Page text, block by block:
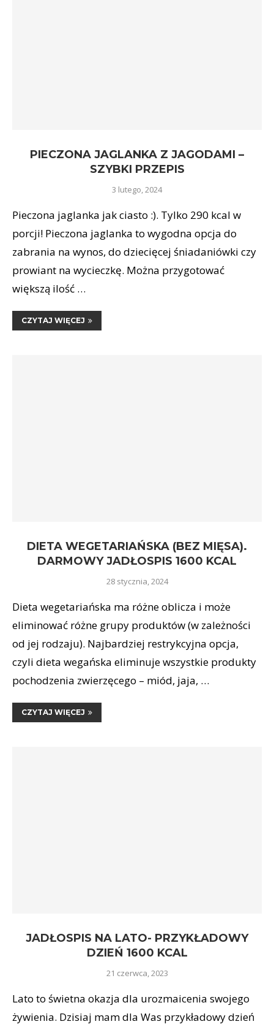
PIECZONA JAGLANKA Z JAGODAMI –
SZYBKI PRZEPIS
3 lutego, 2024
Pieczona jaglanka jak ciasto :). Tylko 290 kcal w
porcji! Pieczona jaglanka to wygodna opcja do
zabrania na wynos, do dziecięcej śniadaniówki czy
prowiant na wycieczkę. Można przygotować
większą ilość …
CZYTAJ WIĘCEJ
DIETA WEGETARIAŃSKA (BEZ MIĘSA).
DARMOWY JADŁOSPIS 1600 KCAL
28 stycznia, 2024
Dieta wegetariańska ma różne oblicza i może
eliminować różne grupy produktów (w zależności
od jej rodzaju). Najbardziej restrykcyjna opcja,
czyli dieta wegańska eliminuje wszystkie produkty
pochodzenia zwierzęcego – miód, jaja, …
CZYTAJ WIĘCEJ
JADŁOSPIS NA LATO- PRZYKŁADOWY
DZIEŃ 1600 KCAL
21 czerwca, 2023
Lato to świetna okazja dla urozmaicenia swojego
żywienia. Dzisiaj mam dla Was przykładowy dzień